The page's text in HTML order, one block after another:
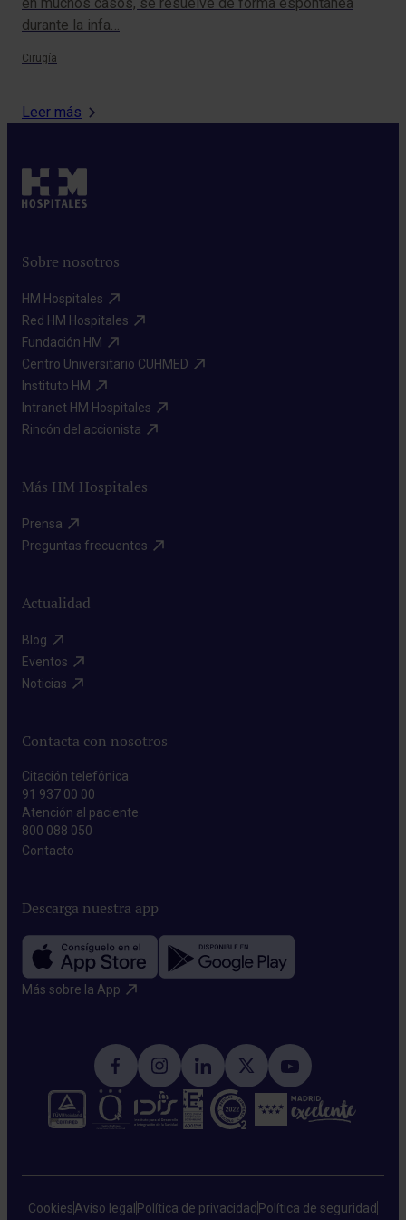
durante la infa…
Cirugía
Leer más
Sobre nosotros
HM Hospitales​
Red HM Hospitales​
Fundación HM​
Centro Universitario CUHMED​
Instituto HM​
Intranet HM Hospitales​
Rincón del accionista​
Más HM Hospitales
Prensa​
Preguntas frecuentes​
Actualidad
Blog​
Eventos​
Noticias​
Contacta con nosotros
Citación telefónica
91 937 00 00
Atención al paciente
800 088 050
Contacto​
Descarga nuestra app
Más sobre la App​
CookiesAviso legal Política de privacidad Política de seguridad